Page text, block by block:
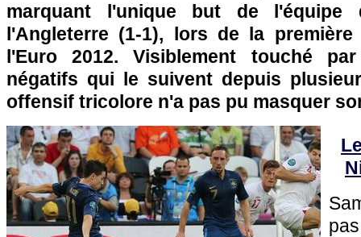
marquant l'unique but de
l'Angleterre (1-1), lors de la
l'Euro 2012. Visiblement touché
négatifs qui le suivent depuis
offensif tricolore n'a pas pu masquer